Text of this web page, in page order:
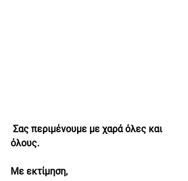
Σας περιμένουμε με χαρά όλες και
όλους.
Με εκτίμηση,